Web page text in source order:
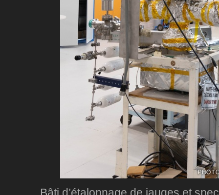
Bâti d’étalonnage de jauges et